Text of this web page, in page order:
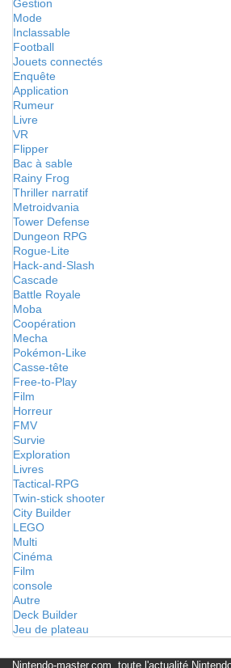
Gestion
Mode
Inclassable
Football
Jouets connectés
Enquête
Application
Rumeur
Livre
VR
Flipper
Bac à sable
Rainy Frog
Thriller narratif
Metroidvania
Tower Defense
Dungeon RPG
Rogue-Lite
Hack-and-Slash
Cascade
Battle Royale
Moba
Coopération
Mecha
Pokémon-Like
Casse-tête
Free-to-Play
Film
Horreur
FMV
Survie
Exploration
Livres
Tactical-RPG
Twin-stick shooter
City Builder
LEGO
Multi
Cinéma
Film
console
Autre
Deck Builder
Jeu de plateau
Nintendo-master.com, toute l'actualité